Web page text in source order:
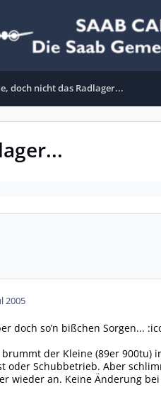
doch nicht das Radlager...
2005
doch so’n bißchen Sorgen...
brummt der Kleine (89er 900tu)
oder Schubbetrieb. Aber
wieder an. Keine Änderung